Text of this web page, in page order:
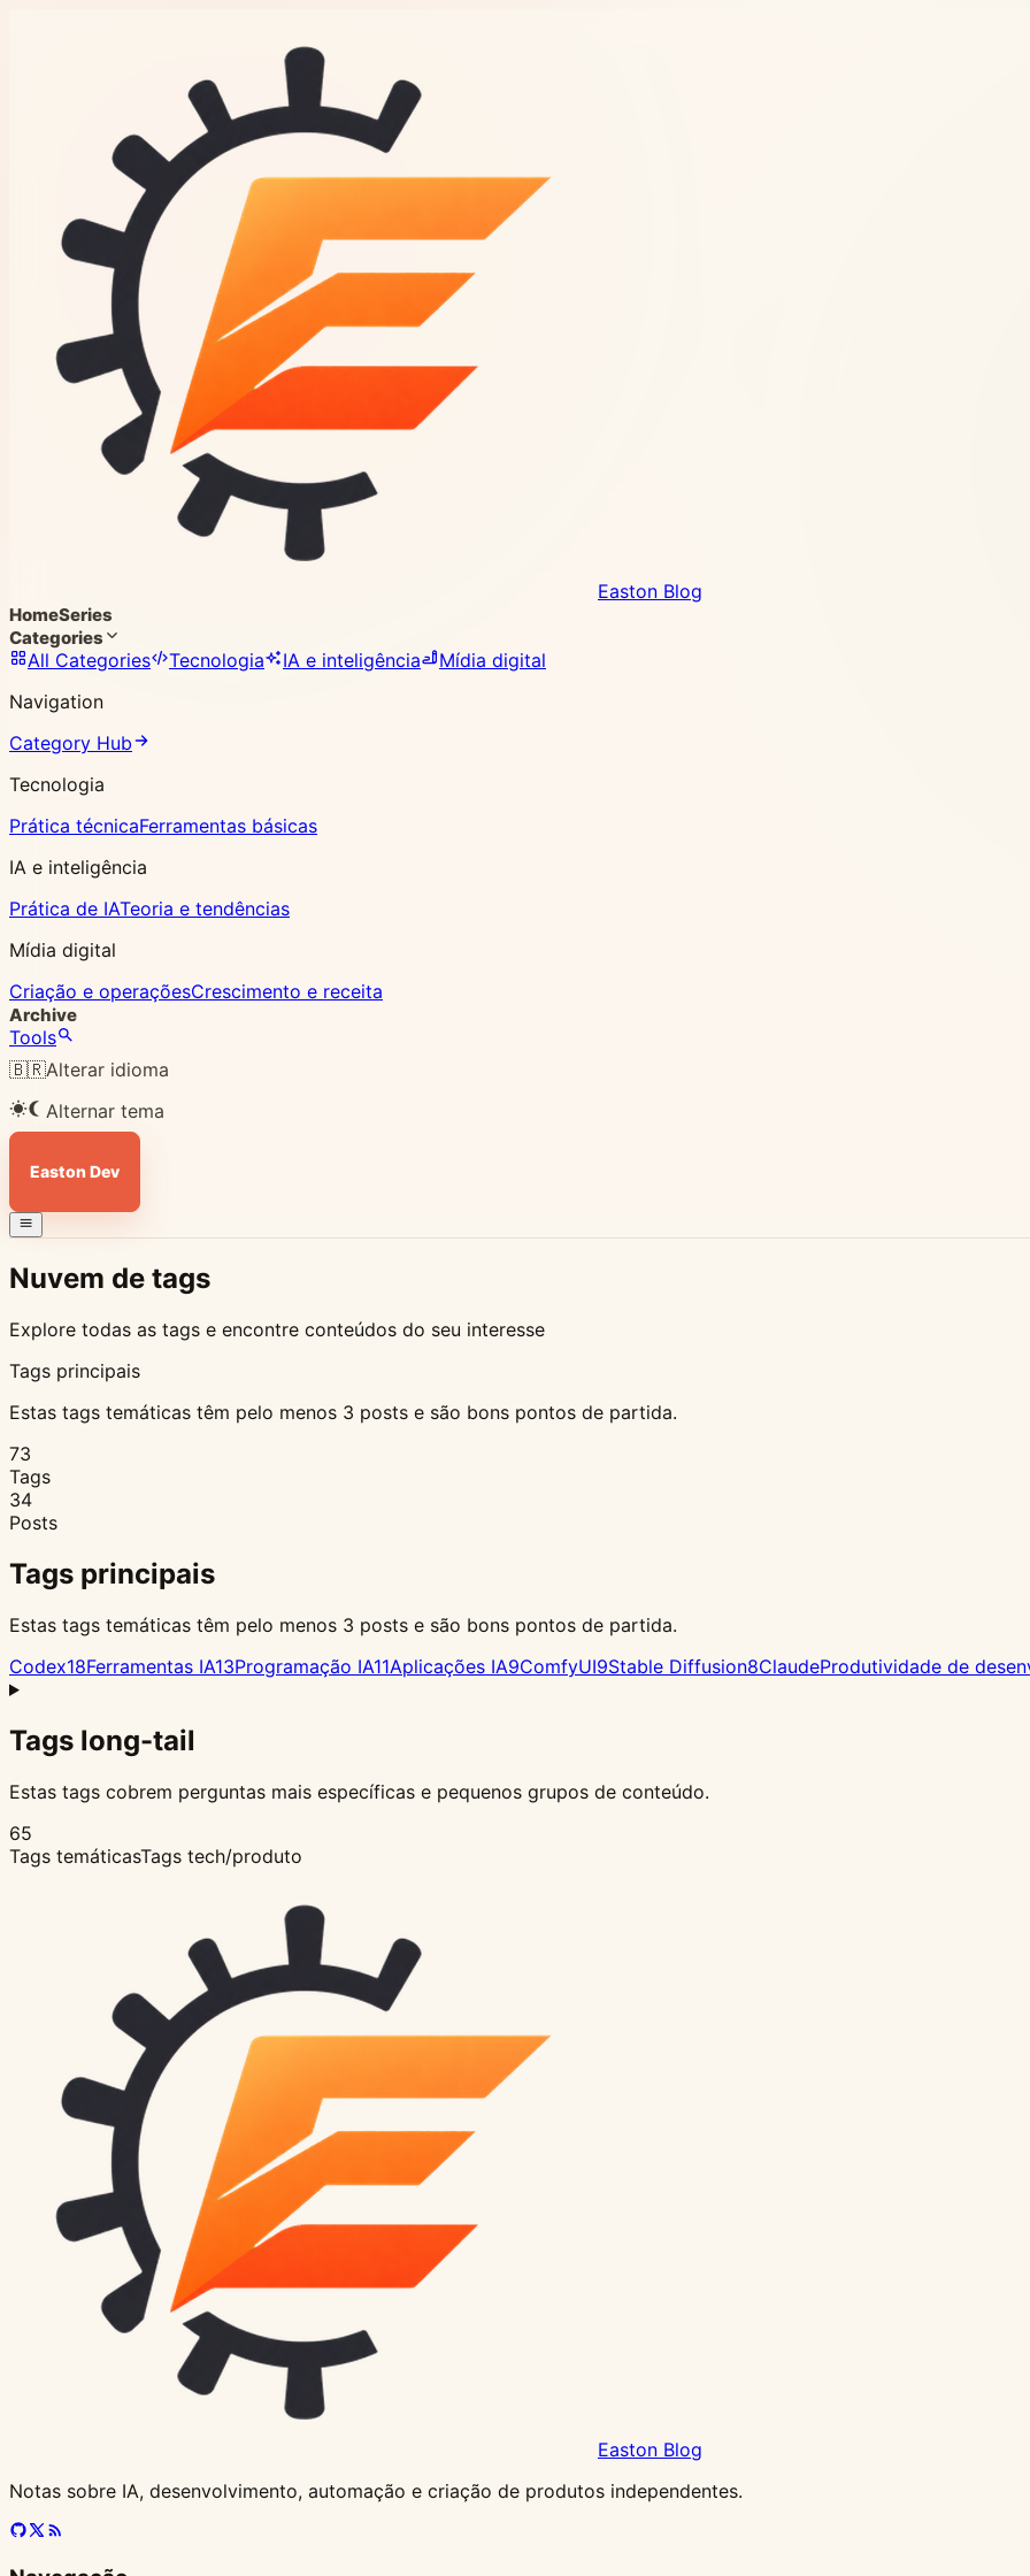
Easton Blog
HomeSeries
Categories
All Categories Tecnologia IA e inteligência
Mídia digital
Navigation
Category Hub
Tecnologia
Prática técnicaFerramentas básicas
IA e inteligência
Prática de IATeoria e tendências
Mídia digital
Criação e operaçõesCrescimento e receita
Archive
Tools
🇧🇷Alterar idioma
Alternar tema
Easton Dev
Nuvem de tags
Explore todas as tags e encontre conteúdos do seu interesse
Tags principais
Estas tags temáticas têm pelo menos 3 posts e são bons pontos de partida.
73
Tags
34
Posts
Tags principais
Estas tags temáticas têm pelo menos 3 posts e são bons pontos de partida.
Codex18Ferramentas IA13Programação IA11Aplicações IA9ComfyUI9Stable Diffusion8ClaudeProdutividade de
Tags long-tail
Estas tags cobrem perguntas mais específicas e pequenos grupos de conteúdo.
65
Tags temáticasTags tech/produto
Easton Blog
Notas sobre IA, desenvolvimento, automação e criação de produtos independentes.